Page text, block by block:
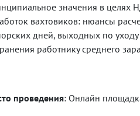
значения в целях
вахтовиков: нюансы
дней, выходных по
работнику среднего
проведения: Онлайн